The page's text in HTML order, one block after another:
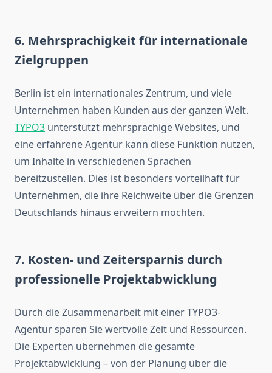
6. Mehrsprachigkeit für internationale
Zielgruppen
Berlin ist ein internationales Zentrum, und viele
Unternehmen haben Kunden aus der ganzen Welt.
TYPO3 unterstützt mehrsprachige Websites, und
eine erfahrene Agentur kann diese Funktion nutzen,
um Inhalte in verschiedenen Sprachen
bereitzustellen. Dies ist besonders vorteilhaft für
Unternehmen, die ihre Reichweite über die Grenzen
Deutschlands hinaus erweitern möchten.
7. Kosten- und Zeitersparnis durch
professionelle Projektabwicklung
Durch die Zusammenarbeit mit einer TYPO3-
Agentur sparen Sie wertvolle Zeit und Ressourcen.
Die Experten übernehmen die gesamte
Projektabwicklung – von der Planung über die